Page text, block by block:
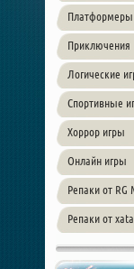
Платформеры
Приключения
Логические
Спортивные
Хоррор игры
Онлайн игры
Репаки от RG
Репаки от